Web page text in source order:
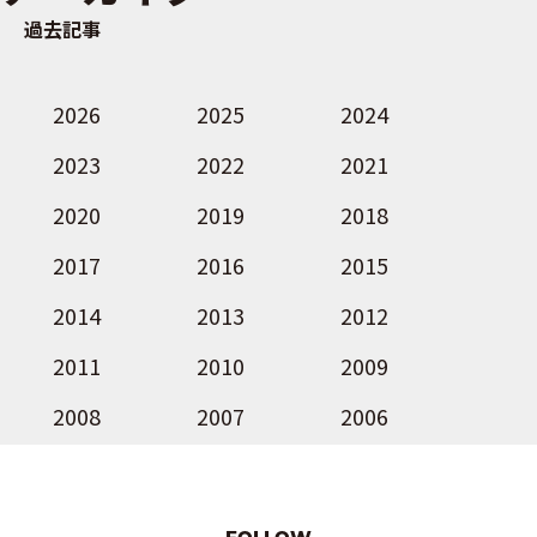
過去記事
2026 2025
2024
2023
2022
2021
2020
2019
2018
2017
2016
2015
2014
2013
2012
2011
2010
2009
2008
2007 2006